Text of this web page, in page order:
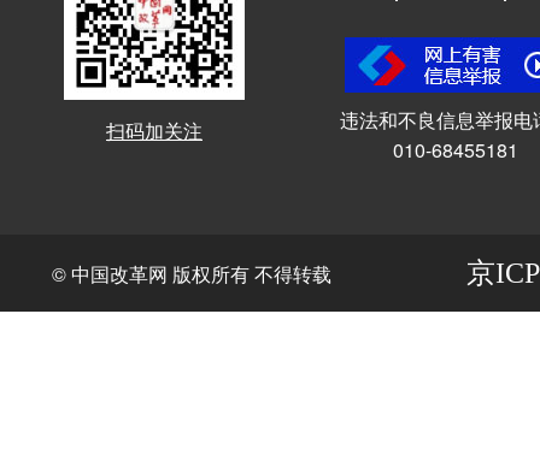
扫码加关注
违法和不良信息举报电
010-68455181
© 中国改革网 版权所有 不得转载 京